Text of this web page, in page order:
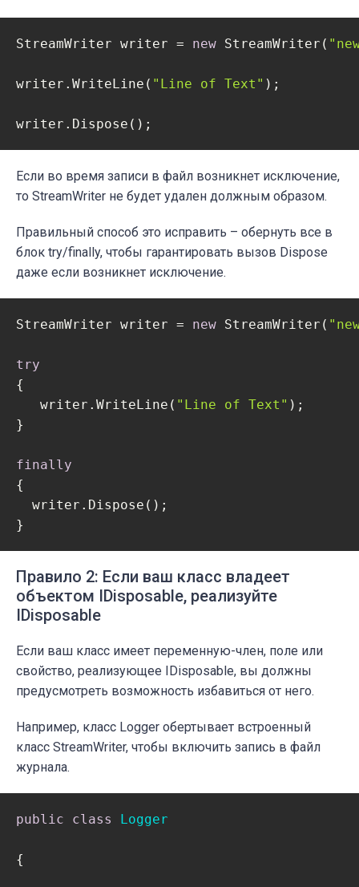
StreamWriter writer = new StreamWriter(
writer.WriteLine( "Line of Text" );
writer.Dispose();
Если во время записи в файл возникнет исключение,
то StreamWriter не будет удален должным образом.
Правильный способ это исправить – обернуть все в
блок try/finally, чтобы гарантировать вызов Dispose
даже если возникнет исключение.
StreamWriter writer = new StreamWriter(
try
{
   writer.WriteLine(
"Line of Text" );
}
finally
{
  writer.Dispose();
}
Правило 2: Если ваш класс владеет
объектом IDisposable, реализуйте
IDisposable
Если ваш класс имеет переменную-член, поле или
свойство, реализующее IDisposable, вы должны
предусмотреть возможность избавиться от него.
Например, класс Logger обертывает встроенный
класс StreamWriter, чтобы включить запись в файл
журнала.
public class Logger
{